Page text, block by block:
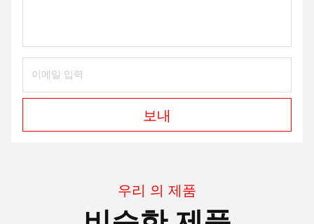
보내
우리 의 제품